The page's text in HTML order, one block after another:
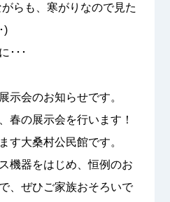
らも、寒がりなので見た
)
･･･
示会のお知らせです。
春の展示会を行います！
す大桑村公民館です。
機器をはじめ、恒例のお
、ぜひご家族おそろいで